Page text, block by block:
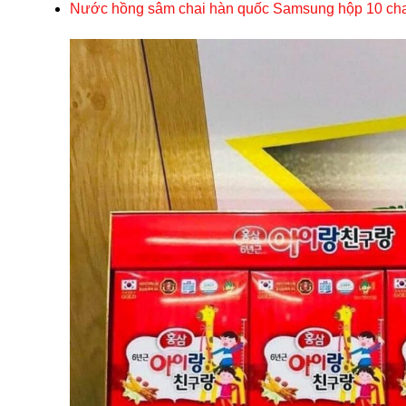
Nước hồng sâm chai hàn quốc Samsung hộp 10